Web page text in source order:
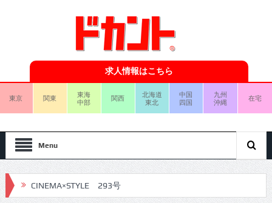
求人情報はこちら
東京 関東
東海
中部
関西
北海道
東北
中国
四国
九州
沖縄
在宅
Menu
CINEMA×STYLE 293号